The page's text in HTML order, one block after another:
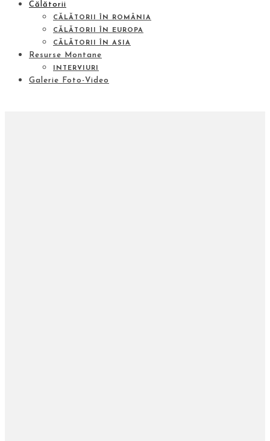
Călătorii
CĂLĂTORII ÎN ROMÂNIA
CĂLĂTORII ÎN EUROPA
CĂLĂTORII ÎN ASIA
Resurse Montane
INTERVIURI
Galerie Foto-Video